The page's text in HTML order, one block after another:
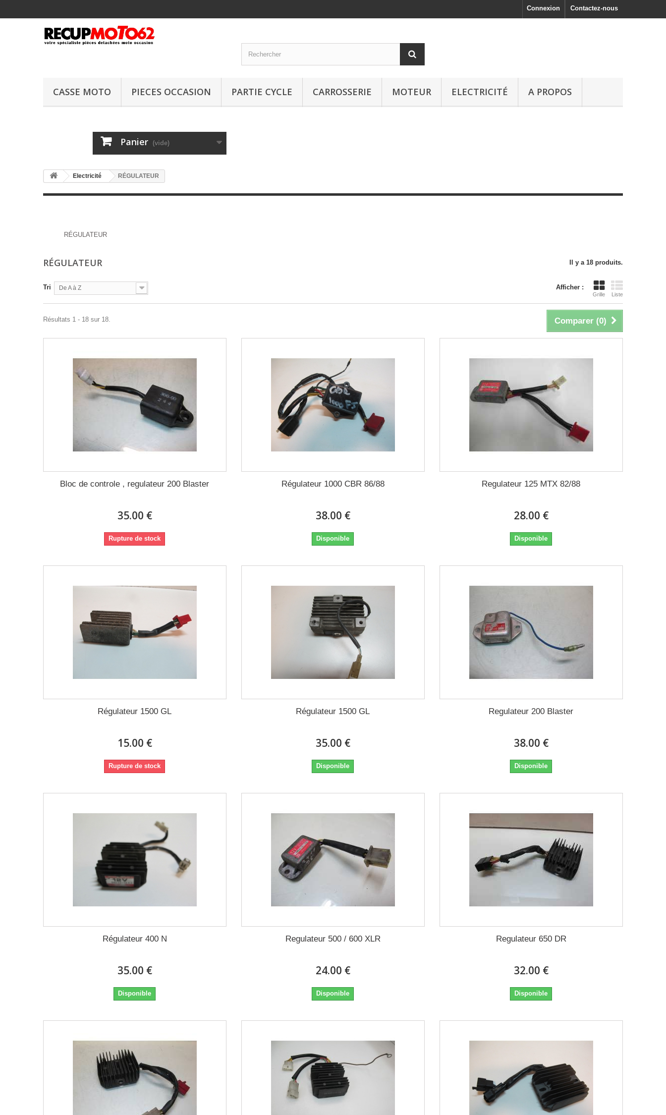
Contactez-nous
Connexion
CASSE MOTO PIECES OCCASION PARTIE CYCLE CARROSSERIE MOTEUR ELECTRICITÉ A PROPOS
Panier (vide)
Electricité RÉGULATEUR
RÉGULATEUR
RÉGULATEUR Il y a 18 produits.
Afficher :
Grille Liste
Tri De A à Z
Comparer (0)
Résultats 1 - 18 sur 18.
Bloc de controle , regulateur 200 Blaster
35.00 €
Rupture de stock
Régulateur 1000 CBR 86/88
38.00 €
Disponible
Regulateur 125 MTX 82/88
28.00 €
Disponible
Régulateur 1500 GL
15.00 €
Rupture de stock
Régulateur 1500 GL
35.00 €
Disponible
Regulateur 200 Blaster
38.00 €
Disponible
Régulateur 400 N
35.00 €
Disponible
Regulateur 500 / 600 XLR
24.00 €
Disponible
Regulateur 650 DR
32.00 €
Disponible